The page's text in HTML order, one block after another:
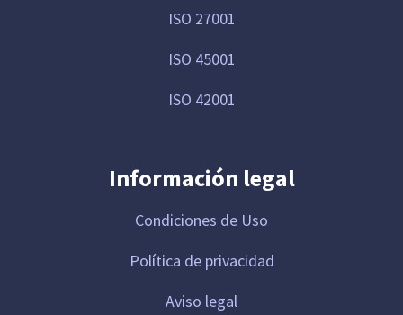
ISO 27001
ISO 45001
ISO 42001
Información legal
Condiciones de Uso
Política de privacidad
Aviso legal